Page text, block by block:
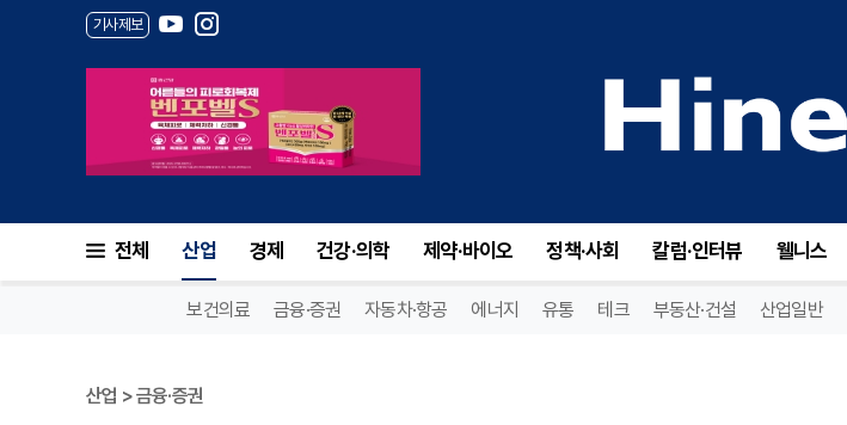
기사제보
전체 산업 경제 건강·의학 제약·바이오 정책·사회 칼럼·인터뷰 웰니스
보건의료 금융·증권 자동차·항공 에너지 유통 테크 부동산·건설 산업일반
산업 > 금융·증권